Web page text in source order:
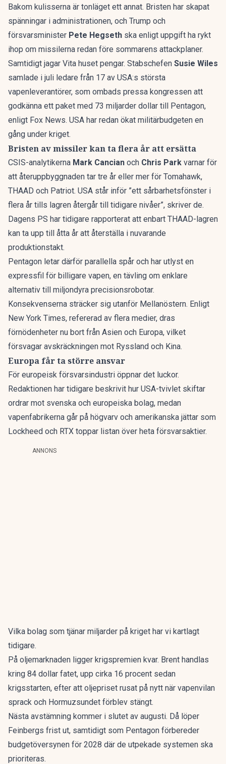
Bakom kulisserna är tonläget ett annat. Bristen har skapat
spänningar i administrationen, och Trump och
försvarsminister Pete Hegseth ska enligt uppgift ha rykt
ihop om missilerna redan före sommarens attackplaner.
Samtidigt jagar Vita huset pengar. Stabschefen Susie Wiles
samlade i juli ledare från 17 av USA:s största
vapenleverantörer, som ombads pressa kongressen att
godkänna ett paket med 73 miljarder dollar till Pentagon,
enligt Fox News. USA har redan ökat militärbudgeten en
gång under kriget.
Bristen av missiler kan ta flera år att ersätta
CSIS-analytikerna Mark Cancian och Chris Park varnar för
att återuppbyggnaden tar tre år eller mer för Tomahawk,
THAAD och Patriot. USA står inför ”ett sårbarhetsfönster i
flera år tills lagren återgår till tidigare nivåer”, skriver de.
Dagens PS har tidigare rapporterat att enbart THAAD-lagren
kan ta upp till åtta år att återställa i nuvarande
produktionstakt.
Pentagon letar därför parallella spår och har utlyst en
expressfil för billigare vapen, en tävling om enklare
alternativ till miljondyra precisionsrobotar.
Konsekvenserna sträcker sig utanför Mellanöstern. Enligt
New York Times, refererad av flera medier, dras
förnödenheter nu bort från Asien och Europa, vilket
försvagar avskräckningen mot Ryssland och Kina.
Europa får ta större ansvar
För europeisk försvarsindustri öppnar det luckor.
Redaktionen har tidigare beskrivit hur USA-tvivlet skiftar
ordrar mot svenska och europeiska bolag, medan
vapenfabrikerna går på högvarv och amerikanska jättar som
Lockheed och RTX toppar listan över heta försvarsaktier.
ANNONS
Vilka bolag som tjänar miljarder på kriget har vi kartlagt
tidigare.
På oljemarknaden ligger krigspremien kvar. Brent handlas
kring 84 dollar fatet, upp cirka 16 procent sedan
krigsstarten, efter att oljepriset rusat på nytt när vapenvilan
sprack och Hormuzsundet förblev stängt.
Nästa avstämning kommer i slutet av augusti. Då löper
Feinbergs frist ut, samtidigt som Pentagon förbereder
budgetöversynen för 2028 där de utpekade systemen ska
prioriteras.